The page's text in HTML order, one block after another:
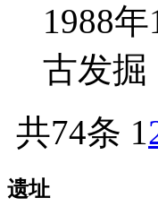
1988
古发掘
共74条 1
遗址